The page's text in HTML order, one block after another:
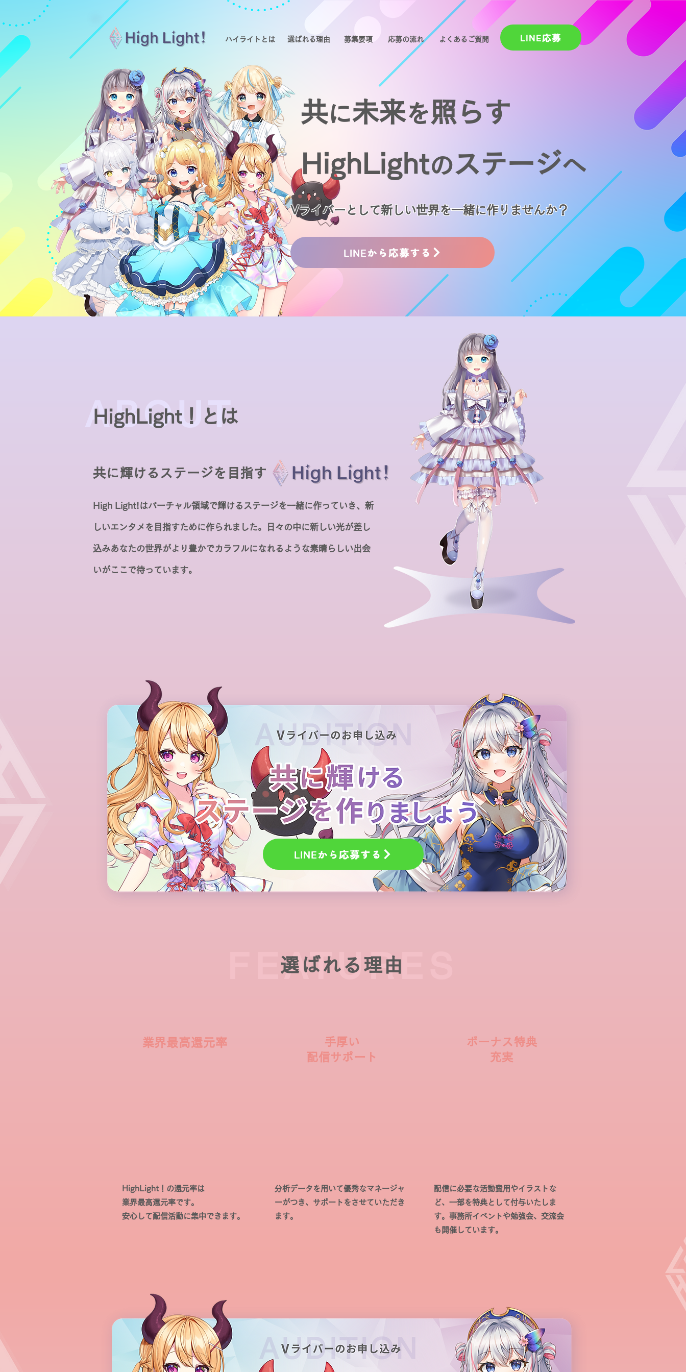
ハイライトとは 選ばれる理由 募集要項 応募の流れ よくあるご質問 LINE応募
共に未来を照らす
HighLightのステージへ
Vライバーとして新しい世界を一緒に作りませんか？
LINEから応募する
ABOUT
共に輝けるステージを目指す
High Light!はバーチャル領域で輝けるステージを一緒に作っていき、新
しいエンタメを目指すために作られました。 日々の中に新しい光が差し
込みあなたの世界がより豊かでカラフルになれるような素晴らしい出会
いがここで待っています。
HighLight！とは
FEATURES
選ばれる理由
LINEから応募する
​業界最高還元率
手厚い
配信サポート
ボーナス特典
充実
HighLight！の還元率は
業界最高還元率です。
安心して配信活動に集中できます。
分析データを用いて優秀なマネージャ
ーがつき、サポートをさせていただき
ます。
配信に必要な活動費用やイラストな
ど、一部を特典として付与いたしま
す。 事務所イベントや勉強会、交流会
も開催しています。